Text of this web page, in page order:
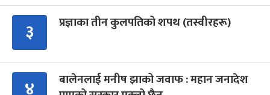
३ प्रज्ञाका तीन कुलपतिको शपथ (तस्वीरहरू)
बालेनलाई मनीष झाको जवाफ : महान जनादेश